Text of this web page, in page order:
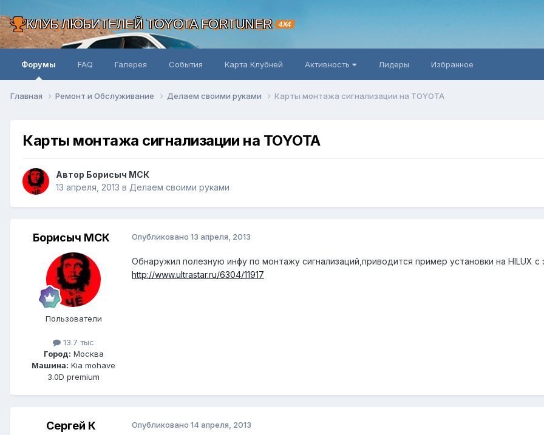
КЛУБ ЛЮБИТЕЛЕЙ TOYOTA FORTUNER 4X4
Форумы FAQ Галерея События Карта Клубней Активность Лидеры Избранное
Главная Ремонт и Обслуживание Делаем своими руками Карты монтажа сигнализации на TOYOTA
Карты монтажа сигнализации на TOYOTA
Автор Борисыч МСК
13 апреля, 2013 в Делаем своими руками
Борисыч МСК
Пользователи
13.7 тыс
Город: Москва
Машина: Kia mohave
3.0D premium
Опубликовано 13 апреля, 2013
Обнаружил полезную инфу по монтажу сигнализаций,приводится пример установки на HILUX
http://www.ultrastar.ru/6304/11917
Сергей К Опубликовано 14 апреля, 2013